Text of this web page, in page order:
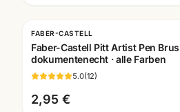
FABER-CASTELL
Faber-Castell Pitt Artist Pen
dokumentenecht · alle Farben
5.0(12)
2,95 €